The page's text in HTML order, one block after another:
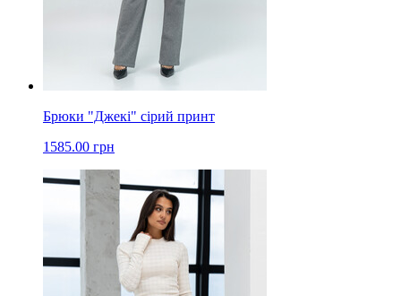
Брюки "Джекі" сірий принт
1585.00 грн